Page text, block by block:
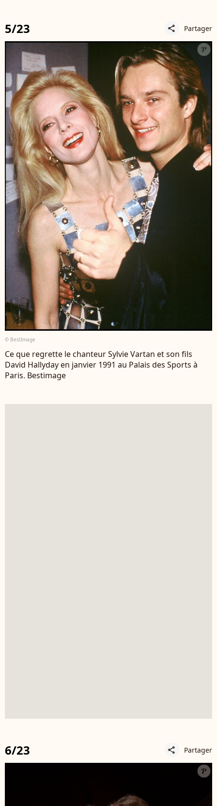
5/23 share Partager
© BestImage
Ce que regrette le chanteur Sylvie Vartan et son fils
David Hallyday en janvier 1991 au Palais des Sports à
Paris. Bestimage
6/23 share Partager